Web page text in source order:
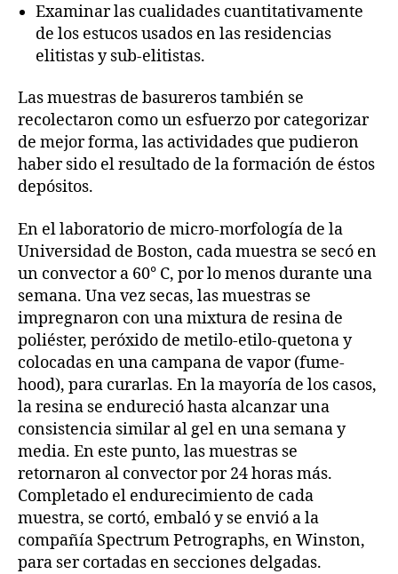
Examinar las cualidades cuantitativamente
de los estucos usados en las residencias
elitistas y sub-elitistas.
Las muestras de basureros también se
recolectaron como un esfuerzo por categorizar
de mejor forma, las actividades que pudieron
haber sido el resultado de la formación de éstos
depósitos.
En el laboratorio de micro-morfología de la
Universidad de Boston, cada muestra se secó en
un convector a 60° C, por lo menos durante una
semana. Una vez secas, las muestras se
impregnaron con una mixtura de resina de
poliéster, peróxido de metilo-etilo-quetona y
colocadas en una campana de vapor (fume-
hood), para curarlas. En la mayoría de los casos,
la resina se endureció hasta alcanzar una
consistencia similar al gel en una semana y
media. En este punto, las muestras se
retornaron al convector por 24 horas más.
Completado el endurecimiento de cada
muestra, se cortó, embaló y se envió a la
compañía Spectrum Petrographs, en Winston,
para ser cortadas en secciones delgadas.